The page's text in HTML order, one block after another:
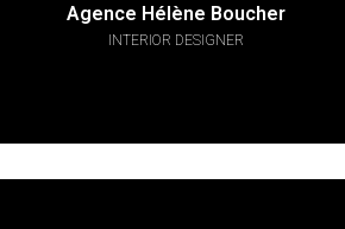
Agence Hélène Boucher
INTERIOR DESIGNER